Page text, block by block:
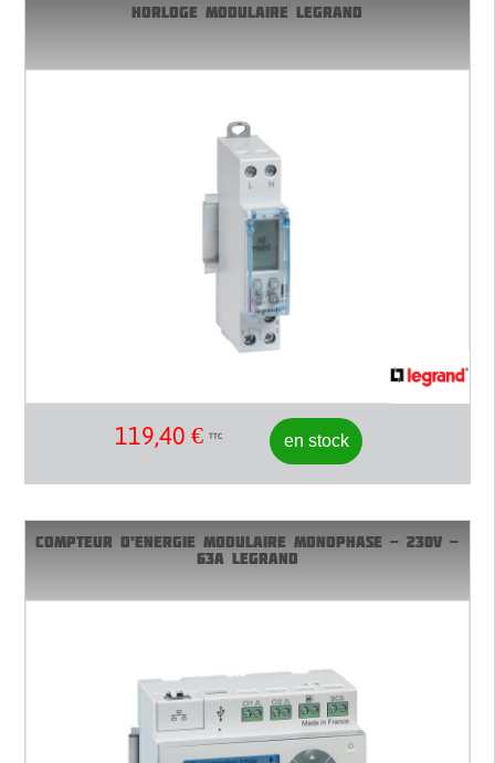
HORLOGE MODULAIRE LEGRAND
119,40 € TTC en stock
COMPTEUR D'ENERGIE MODULAIRE MONOPHASE - 230V -
63A LEGRAND